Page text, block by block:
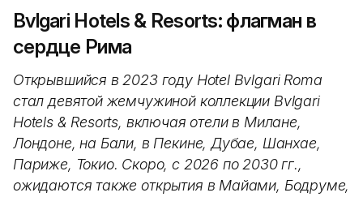
Bvlgari Hotels & Resorts: флагман в
сердце Рима
Открывшийся в 2023 году Hotel Bvlgari Roma
стал девятой жемчужиной коллекции Bvlgari
Hotels & Resorts, включая отели в Милане,
Лондоне, на Бали, в Пекине, Дубае, Шанхае,
Париже, Токио. Скоро, с 2026 по 2030 гг.,
ожидаются также открытия в Майами, Бодруме,